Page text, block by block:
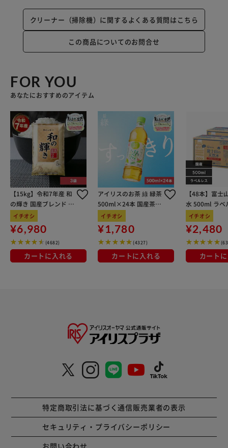
クリーナー（掃除機）に関するよくある質問はこちら
この商品についてのお問合せ
FOR YOU
あなたにおすすめのアイテム
【15kg】令和7年産 和
の輝き 国産ブレンド 5
kg×3袋
イチオシ
¥6,980
(4682)
カートに入れる
アイリスのお茶 綠 緑茶
500ml×24本 国産茶葉
100％使用
イチオシ
¥1,780
(4327)
カートに入れる
【48本】富士
水 500ml ラベ
イチオシ
¥2,480
カート
特定商取引法に基づく通信販売業者の表示
セキュリティ・プライバシーポリシー
お問い合わせ